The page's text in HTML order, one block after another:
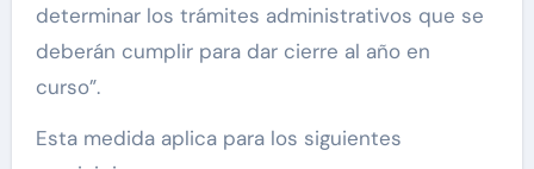
determinar los trámites administrativos que se
deberán cumplir para dar cierre al año en
curso”.
Esta medida aplica para los siguientes